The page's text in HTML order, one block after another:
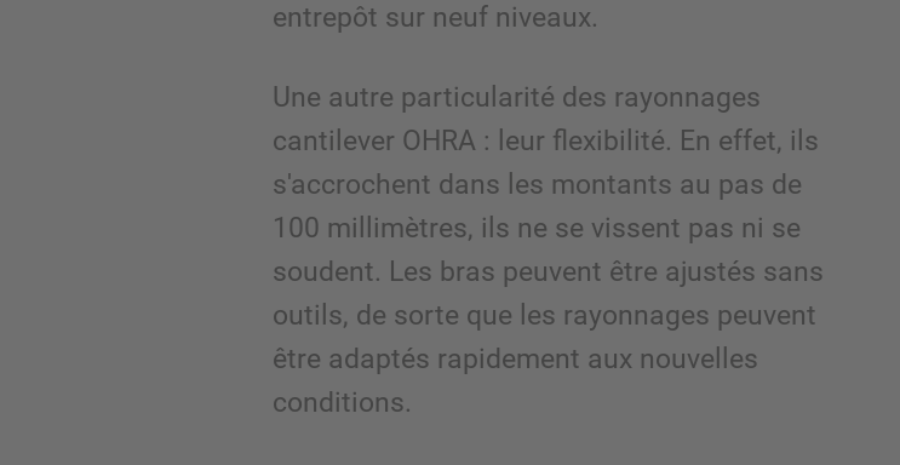
entrepôt sur neuf niveaux.
Une autre particularité des rayonnages
cantilever OHRA : leur flexibilité. En effet, ils
s'accrochent dans les montants au pas de
100 millimètres, ils ne se vissent pas ni se
soudent. Les bras peuvent être ajustés sans
outils, de sorte que les rayonnages peuvent
être adaptés rapidement aux nouvelles
conditions.